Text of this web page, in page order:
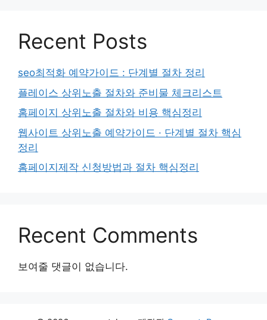
Recent Posts
seo최적화 예약가이드 : 단계별 절차 정리
플레이스 상위노출 절차와 준비물 체크리스트
홈페이지 상위노출 절차와 비용 핵심정리
웹사이트 상위노출 예약가이드 · 단계별 절차 핵심
정리
홈페이지제작 신청방법과 절차 핵심정리
Recent Comments
보여줄 댓글이 없습니다.